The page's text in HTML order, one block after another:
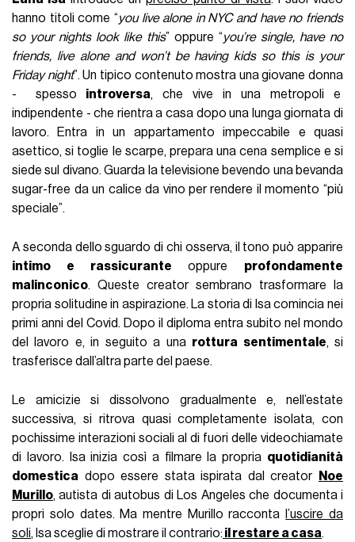
hanno titoli come “you live alone in NYC and have no friends
so your nights look like this” oppure “you’re single, have no
friends, live alone and won’t be having kids so this is your
Friday night”. Un tipico contenuto mostra una giovane donna
- spesso introversa, che vive in una metropoli e
indipendente - che rientra a casa dopo una lunga giornata di
lavoro. Entra in un appartamento impeccabile e quasi
asettico, si toglie le scarpe, prepara una cena semplice e si
siede sul divano. Guarda la televisione bevendo una bevanda
sugar-free da un calice da vino per rendere il momento “più
speciale”.
A seconda dello sguardo di chi osserva, il tono può apparire
intimo e rassicurante oppure profondamente
malinconico. Queste creator sembrano trasformare la
propria solitudine in aspirazione. La storia di Isa comincia nei
primi anni del Covid. Dopo il diploma entra subito nel mondo
del lavoro e, in seguito a una rottura sentimentale, si
trasferisce dall’altra parte del paese.
Le amicizie si dissolvono gradualmente e, nell’estate
successiva, si ritrova quasi completamente isolata, con
pochissime interazioni sociali al di fuori delle videochiamate
di lavoro. Isa inizia così a filmare la propria quotidianità
domestica dopo essere stata ispirata dal creator
Noe
Murillo, autista di autobus di Los Angeles che documenta i
propri solo dates. Ma mentre Murillo racconta
l’uscire da
soli, Isa sceglie di mostrare il contrario: il restare a casa.